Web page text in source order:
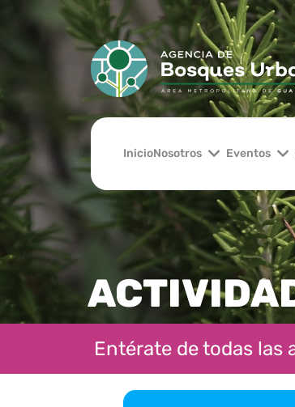
InicioNosotros Eventos
Entérate de todas las